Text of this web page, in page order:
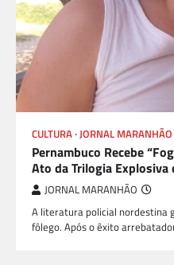
CULTURA JORNAL MARANHÃO
Pernambuco Recebe
Ato da Trilogia Explosiva
JORNAL MARANHÃO
A literatura policial nordestina
fôlego. Após o êxito